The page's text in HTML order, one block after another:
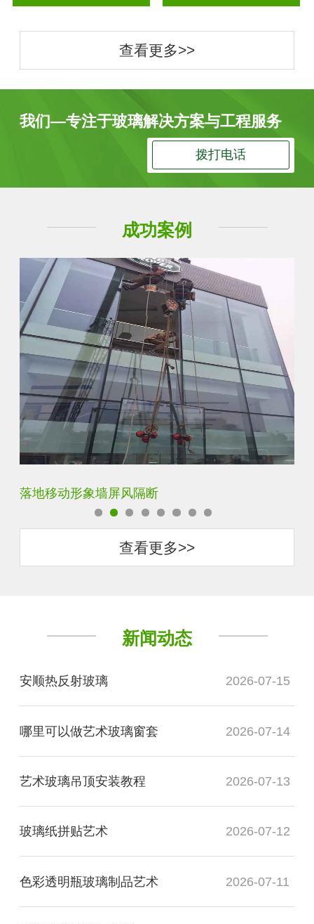
查看更多>>
我们—专注于玻璃解决方案与工程服务
拨打电话
成功案例
云雾超白玻隔断墙
查看更多>>
新闻动态
安顺热反射玻璃 2026-07-15
哪里可以做艺术玻璃窗套 2026-07-14
艺术玻璃吊顶安装教程 2026-07-13
玻璃纸拼贴艺术 2026-07-12
色彩透明瓶玻璃制品艺术 2026-07-11